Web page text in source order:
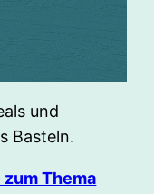
und
Basteln.
Thema